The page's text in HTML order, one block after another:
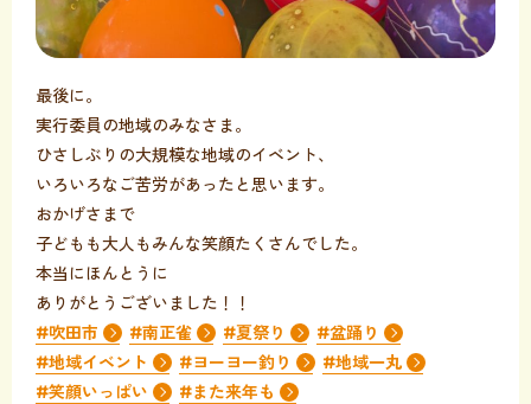
最後に。
実行委員の地域のみなさま。
ひさしぶりの大規模な地域のイベント、
いろいろなご苦労があったと思います。
おかげさまで
子どもも大人もみんな笑顔たくさんでした。
本当にほんとうに
ありがとうございました！！
#吹田市
#南正雀 #夏祭り
#盆踊り
#地域イベント
#ヨーヨー釣り
#地域一丸
#笑顔いっぱい
#また来年も